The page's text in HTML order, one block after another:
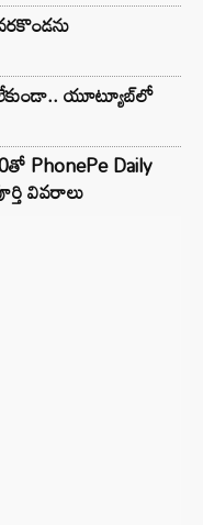
యూట్యూబ్‌లో
PhonePe Daily
వివరాలు